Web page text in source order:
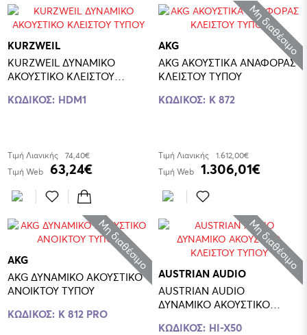
KURZWEIL
KURZWEIL ΔΥΝΑΜΙΚΟ
ΑΚΟΥΣΤΙΚΟ ΚΛΕΙΣΤΟΥ
ΚΩΔΙΚΟΣ: HDM1
Τιμή Λιανικής
74,40€
Τιμή Web
63,24€
Μη διαθέσιμο
AKG
AKG ΑΚΟΥΣΤΙΚΑ ΑΝΑΦΟΡΑΣ
ΚΛΕΙΣΤΟΥ ΤΥΠΟΥ
ΚΩΔΙΚΟΣ: K 872
Τιμή Λιανικής
1.612,00€
Τιμή Web
1.306,01€
Μη διαθέσιμο
AKG
AKG ΔΥΝΑΜΙΚΟ ΑΚΟΥΣΤΙΚΟ
ΑΝΟΙΚΤΟΥ ΤΥΠΟΥ
ΚΩΔΙΚΟΣ: K 812 PRO
Μη διαθέσιμο
AUSTRIAN AUDIO
AUSTRIAN AUDIO
ΔΥΝΑΜΙΚΟ ΑΚΟΥΣΤΙΚΟ
ΚΩΔΙΚΟΣ: HI-X50